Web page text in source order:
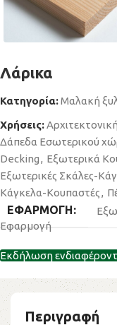
Λάρικα
Κατηγορία:Μαλακή
Χρήσεις:
Δάπεδα Εσωτερικού
Decking, Εξωτερικά
Εξωτερικές Σκάλες-
Κάγκελα-Kουπαστές,
ΕΦΑΡΜΟΓΗ
Εφαρμογή
Εκδήλωση
Περιγραφή